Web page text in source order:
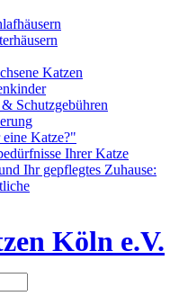
Katzen
Schutzgebühren
Katze?"
Ihrer Katze
Ihr gepflegtes Zuhause:
Köln e.V.